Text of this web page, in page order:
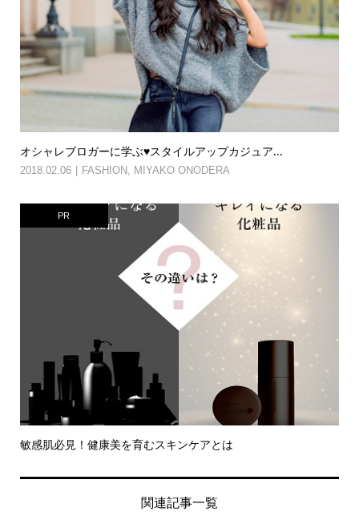
オシャレブロガーに学ぶ♥スタイルアップカジュア...
2018.02.06 FASHION, MIYAKO ONODERA
PR
敏感肌必見！健康美を育むスキンケアとは
関連記事一覧